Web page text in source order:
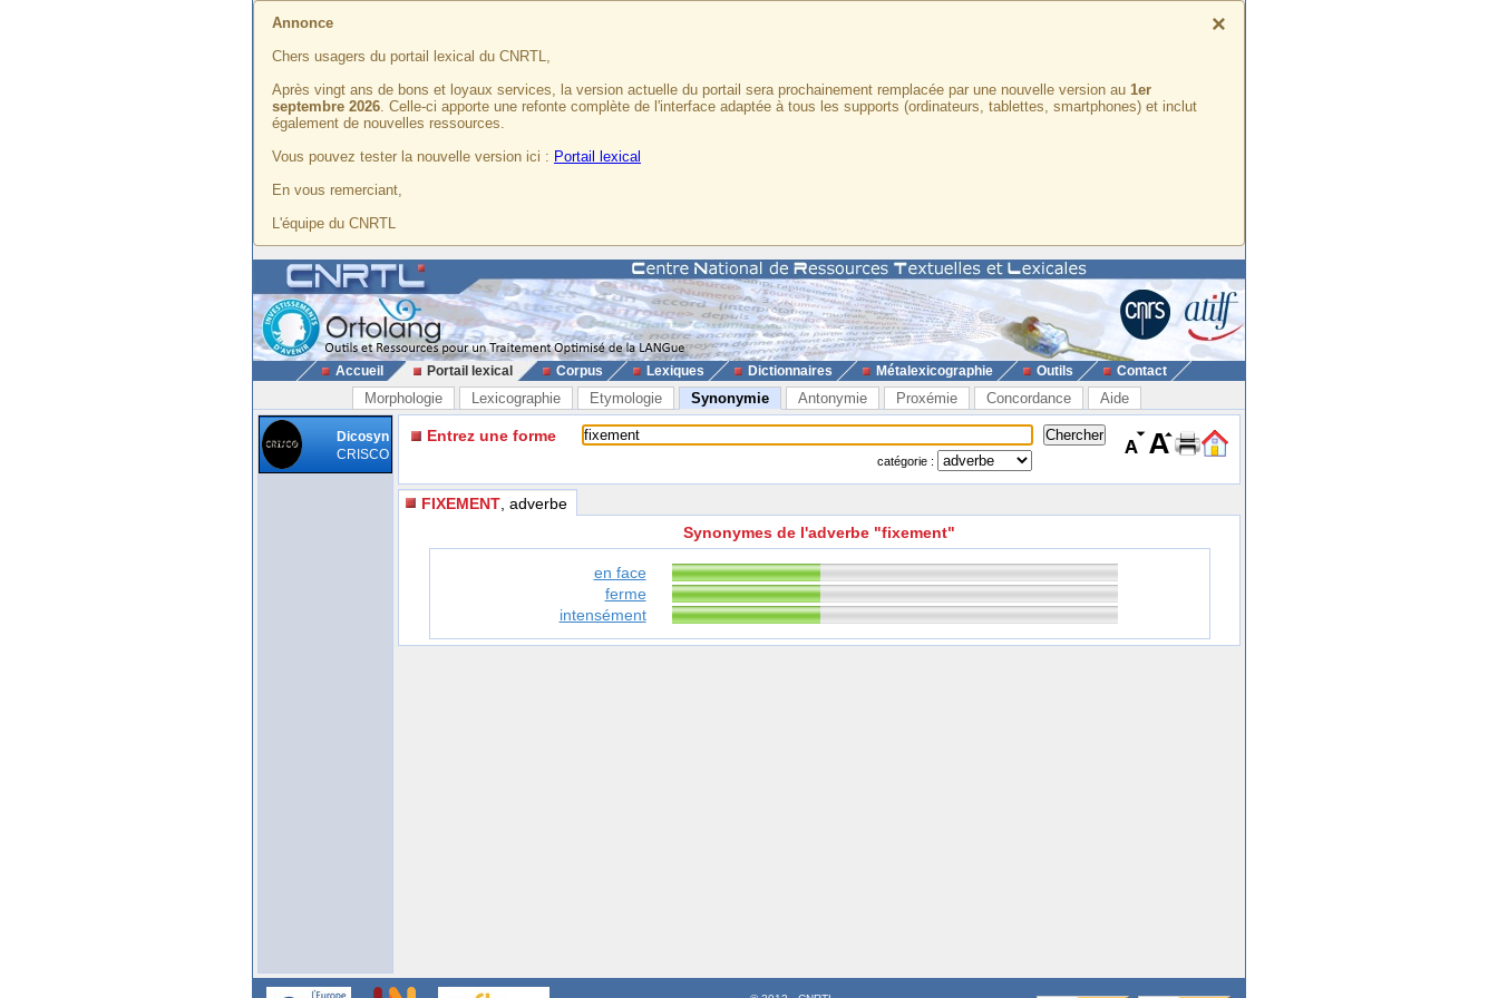
×
Annonce
Chers usagers du portail lexical du CNRTL,
Après vingt ans de bons et loyaux services, la version actuelle du portail sera prochainement remplacée par une nouvelle version au 1er
septembre 2026. Celle-ci apporte une refonte complète de l'interface adaptée à tous les supports (ordinateurs, tablettes, smartphones) et inclut
également de nouvelles ressources.
Vous pouvez tester la nouvelle version ici : Portail lexical
En vous remerciant,
L'équipe du CNRTL
Accueil Portail lexical Corpus Lexiques Dictionnaires Métalexicographie Outils Contact
Morphologie Lexicographie Etymologie Synonymie Antonymie Proxémie Concordance Aide
Dicosyn
CRISCO
Entrez une forme
catégorie :
FIXEMENT , adverbe
Synonymes de l'adverbe "fixement"
en face
ferme
intensément